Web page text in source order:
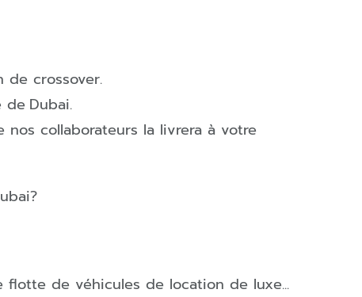
crossover.
de Dubai.
nos collaborateurs la livrera à votre
?
flotte de véhicules de location de luxe...